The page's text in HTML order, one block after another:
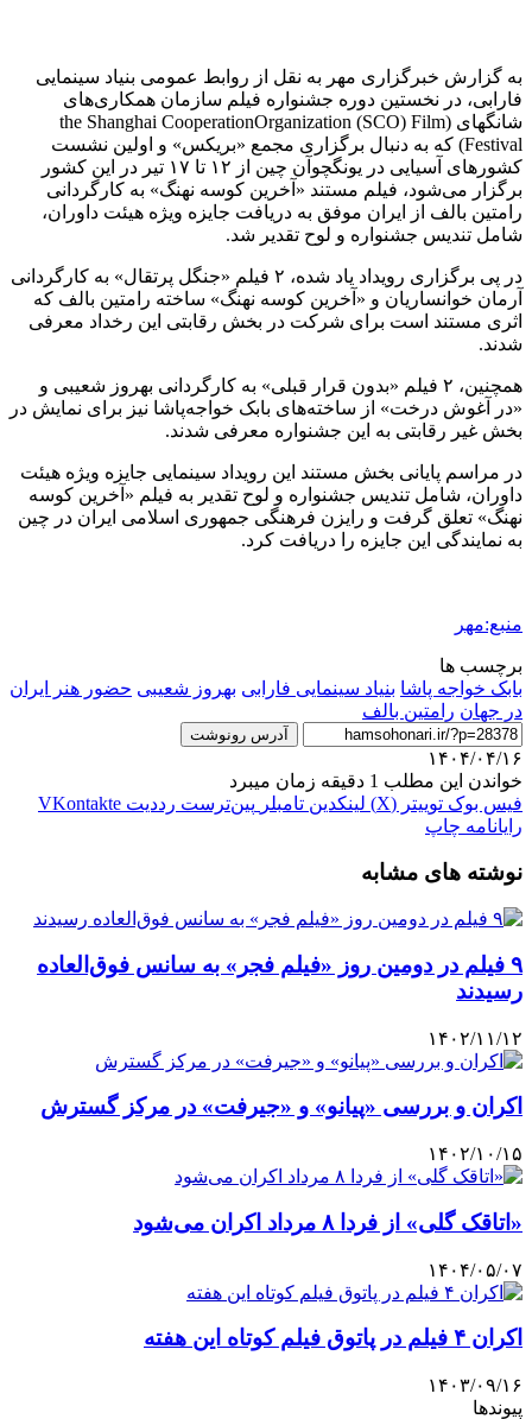
به گزارش خبرگزاری مهر به نقل از روابط عمومی بنیاد سینمایی
فارابی، در نخستین دوره جشنواره فیلم سازمان همکاری‌های
شانگهای (the Shanghai CooperationOrganization (SCO) Film
Festival) که به دنبال برگزاری مجمع «بریکس» و اولین نشست
کشورهای آسیایی در یونگچوآن چین از ۱۲ تا ۱۷ تیر در این کشور
برگزار می‌شود، فیلم مستند «آخرین کوسه نهنگ» به کارگردانی
رامتین بالف از ایران موفق به دریافت جایزه ویژه هیئت داوران،
شامل تندیس جشنواره و لوح تقدیر شد.
در پی برگزاری رویداد یاد شده، ۲ فیلم «جنگل پرتقال» به کارگردانی
آرمان خوانساریان و «آخرین کوسه نهنگ» ساخته رامتین بالف که
اثری مستند است برای شرکت در بخش رقابتی این رخداد معرفی
شدند.
همچنین، ۲ فیلم «بدون قرار قبلی» به کارگردانی بهروز شعیبی و
«در آغوش درخت» از ساخته‌های بابک خواجه‌پاشا نیز برای نمایش در
بخش غیر رقابتی به این جشنواره معرفی شدند.
در مراسم پایانی بخش مستند این رویداد سینمایی جایزه ویژه هیئت
داوران، شامل تندیس جشنواره و لوح تقدیر به فیلم «آخرین کوسه
نهنگ» تعلق گرفت و رایزن فرهنگی جمهوری اسلامی ایران در چین
به نمایندگی این جایزه را دریافت کرد.
منبع:مهر
برچسب ها
بابک خواجه پاشا بنیاد سینمایی فارابی بهروز شعیبی حضور هنر ایران
در جهان رامتین بالف
آدرس رونوشت
۱۴۰۴/۰۴/۱۶
خواندن این مطلب 1 دقیقه زمان میبرد
فیس بوک توییتر (X) لینکدین ‫تامبلر ‫پین‌ترست ‫رددیت ‫VKontakte
رایانامه چاپ
نوشته های مشابه
۹ فیلم در دومین روز «فیلم فجر» به سانس فوق‌العاده
رسیدند
۱۴۰۲/۱۱/۱۲
اکران و بررسی «پیانو» و «جیرفت» در مرکز گسترش
۱۴۰۲/۱۰/۱۵
«اتاقک گلی» از فردا ۸ مرداد اکران می‌شود
۱۴۰۴/۰۵/۰۷
اکران ۴ فیلم در پاتوق فیلم کوتاه این هفته
۱۴۰۳/۰۹/۱۶
پیوندها